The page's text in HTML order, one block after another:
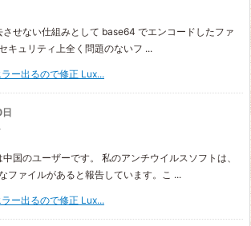
させない仕組みとして base64 でエンコードしたファ
キュリティ上全く問題のないフ ...
ー出るので修正 Lux...
国のユーザーです。 私のアンチウイルスソフトは、
ファイルがあると報告しています。こ ...
ー出るので修正 Lux...